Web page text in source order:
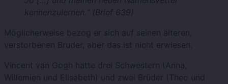
kennenzulernen.“ (Brief 639)
Möglicherweise bezog er sich auf seinen älteren,
verstorbenen Bruder, aber das ist nicht erwiesen.
Vincent van Gogh hatte drei Schwestern (Anna,
Willemien und Elisabeth) und zwei Brüder (Theo und